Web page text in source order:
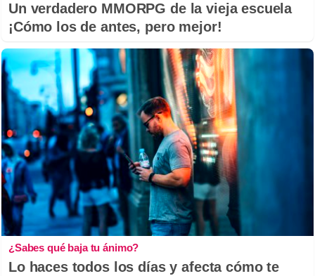
Un verdadero MMORPG de la vieja escuela
¡Cómo los de antes, pero mejor!
¿Sabes qué baja tu ánimo?
Lo haces todos los días y afecta cómo te